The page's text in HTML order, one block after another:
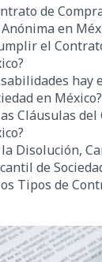
de
en
el
hay
en México?
Cláusulas
la Disolución,
de
Tipos de